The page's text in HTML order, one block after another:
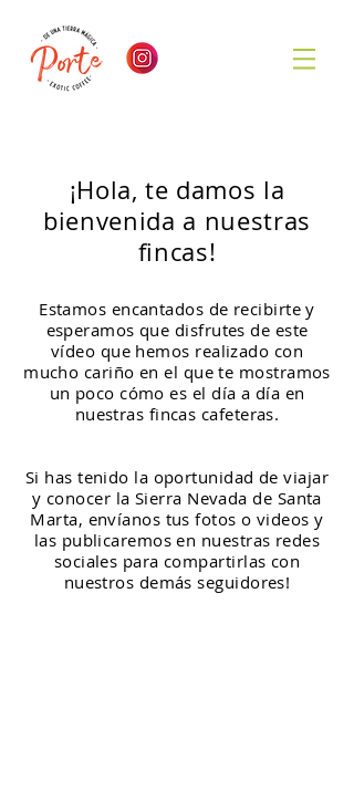
¡Hola, te damos la
bienvenida a nuestras
fincas!
Estamos encantados de recibirte y
esperamos que disfrutes de este
vídeo que hemos realizado con
mucho cariño en el que te mostramos
un poco cómo es el día a día en
nuestras fincas cafeteras.
Si has tenido la oportunidad de viajar
y conocer la Sierra Nevada de Santa
Marta, envíanos tus fotos o videos y
las publicaremos en nuestras redes
sociales para compartirlas con
nuestros demás seguidores!